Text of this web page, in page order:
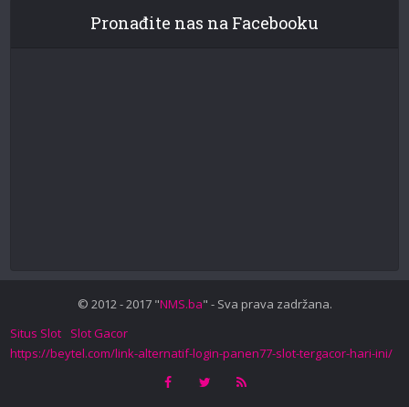
Pronađite nas na Facebooku
© 2012 - 2017 "NMS.ba" - Sva prava zadržana.
Situs Slot
Slot Gacor
https://beytel.com/link-alternatif-login-panen77-slot-tergacor-hari-ini/